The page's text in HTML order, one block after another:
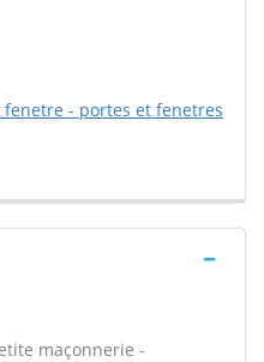
fenetre - portes et fenetres
maçonnerie -